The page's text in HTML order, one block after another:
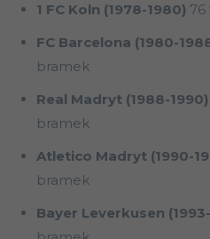
1 FC Koln (1978-1980) 76
FC Barcelona (1980-
bramek
Real Madryt (1988-1990)
bramek
Atletico Madryt (1990-
bramek
Bayer Leverkusen